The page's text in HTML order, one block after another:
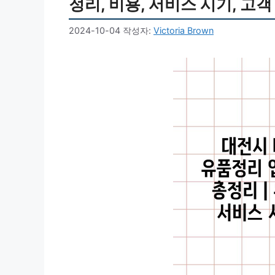
정리, 비용, 서비스 시기, 고
2024-10-04 작성자: Victoria Brown